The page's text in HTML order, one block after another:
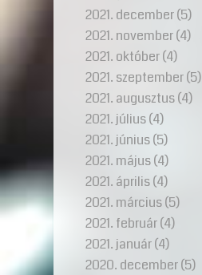
2021. december(5)
2021. november(4)
2021. október(4)
2021. szeptember(5)
2021. augusztus(4)
2021. július(4)
2021. június(5)
2021. május(4)
2021. április(4)
2021. március(5)
2021. február(4)
2021. január(4)
2020. december(5)